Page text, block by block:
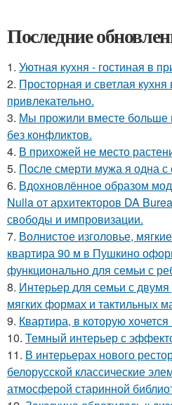
Последние
1. Уютная кухня - гостиная в
2. Просторная и светлая
привлекательно.
3. Мы прожили вместе больше
без конфликтов.
4. В прихожей не место
5. После смерти мужа я одна с
6. Вдохновлённое образом
Nulla от архитекторов DA
свободы и импровизации.
7. Волнистое изголовье,
квартира 90 м в Пушкино
функционально для семьи с
8. Интерьер для семьи с
мягких формах и тактильных
9. Квартира, в которую
10. Темный интерьер с
11. В интерьерах нового
белорусской классические
атмосферой старинной